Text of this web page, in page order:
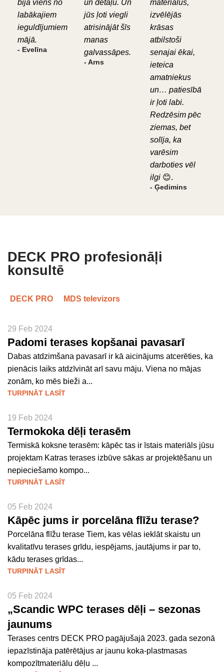
bija viens no
labākajiem
ieguldījumiem
mājā.
- Evelīna
un detaļu. Un
jūs ļoti viegli
atrisinājāt šīs
manas
galvassāpes.
- Arns
materiālus,
izvēlējās
krāsas
atbilstoši
senajai ēkai,
ieteica
amatniekus
un… patiesībā
ir ļoti labi.
Redzēsim pēc
ziemas, bet
solīja, ka
varēsim
darboties vēl
ilgi 😊.
- Ģedimins
DECK PRO profesionāļi
konsultē
DECK PRO MDS televizors
29 Feb 2024
Padomi terases kopšanai pavasarī
Dabas atdzimšana pavasarī ir kā aicinājums atcerēties, ka
pienācis laiks atdzīvināt arī savu māju. Viena no mājas
zonām, ko mēs bieži a...
TURPINĀT LASĪT
19 Feb 2024
Termokoka dēļi terasēm
Termiskā koksne terasēm: kāpēc tas ir īstais materiāls jūsu
projektam Katras terases izbūve sākas ar projektēšanu un
nepieciešamo kompo...
TURPINĀT LASĪT
05 Feb 2024
Kāpēc jums ir porcelāna flīžu terase?
Porcelāna flīžu terase Tiem, kas vēlas ieklāt skaistu un
kvalitatīvu terases grīdu, iespējams, jautājums ir par to,
kādu terases grīdas...
TURPINĀT LASĪT
05 Feb 2024
„Scandic WPC terases dēļi – sezonas
jaunums
Terases centrs DECK PRO pagājušajā 2023. gada sezonā
iepazīstināja patērētājus ar jaunu koka-plastmasas
kompozītmateriālu dēļu ...